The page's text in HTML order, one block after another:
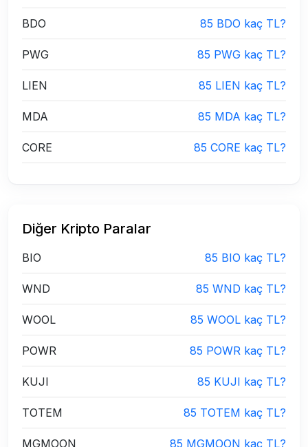
BDO 85 BDO kaç TL?
PWG 85 PWG kaç TL?
LIEN 85 LIEN kaç TL?
MDA 85 MDA kaç TL?
CORE 85 CORE kaç TL?
Diğer Kripto Paralar
BIO 85 BIO kaç TL?
WND 85 WND kaç TL?
WOOL 85 WOOL kaç TL?
POWR 85 POWR kaç TL?
KUJI 85 KUJI kaç TL?
TOTEM 85 TOTEM kaç TL?
MGMOON 85 MGMOON kaç TL?